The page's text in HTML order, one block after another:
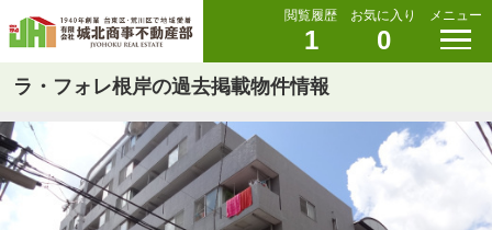
閲覧履歴
1
お気に入り
0
メニュー
ラ・フォレ根岸の過去掲載物件情報